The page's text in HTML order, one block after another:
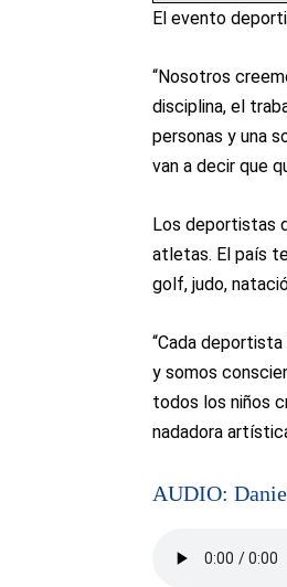
El evento
“Nosotros
disciplina, el
personas y una
van a decir que
Los deportistas
atletas. El país
golf, judo,
“Cada
y somos
todos los niños
nadadora
AUDIO: